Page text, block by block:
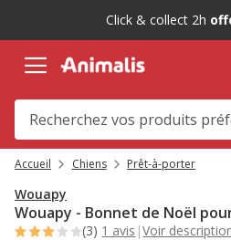
message,
Click & collect 2h
Accueil Chiens Prêt-à-porter
Wouapy
Wouapy - Bonnet de Noël
(3) 1 avis |Voir